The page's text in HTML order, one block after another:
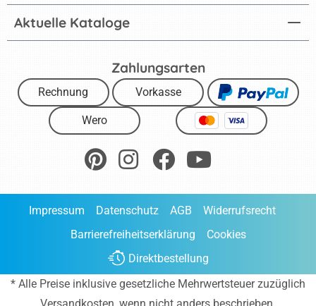
Aktuelle Kataloge
Zahlungsarten
Rechnung Vorkasse
Wero
Impressum Datenschutz AGB
Widerrufsrecht
Barrierefreiheitserklärung
Cookies
Direktbestellung
* Alle Preise inklusive gesetzliche Mehrwertsteuer zuzüglich